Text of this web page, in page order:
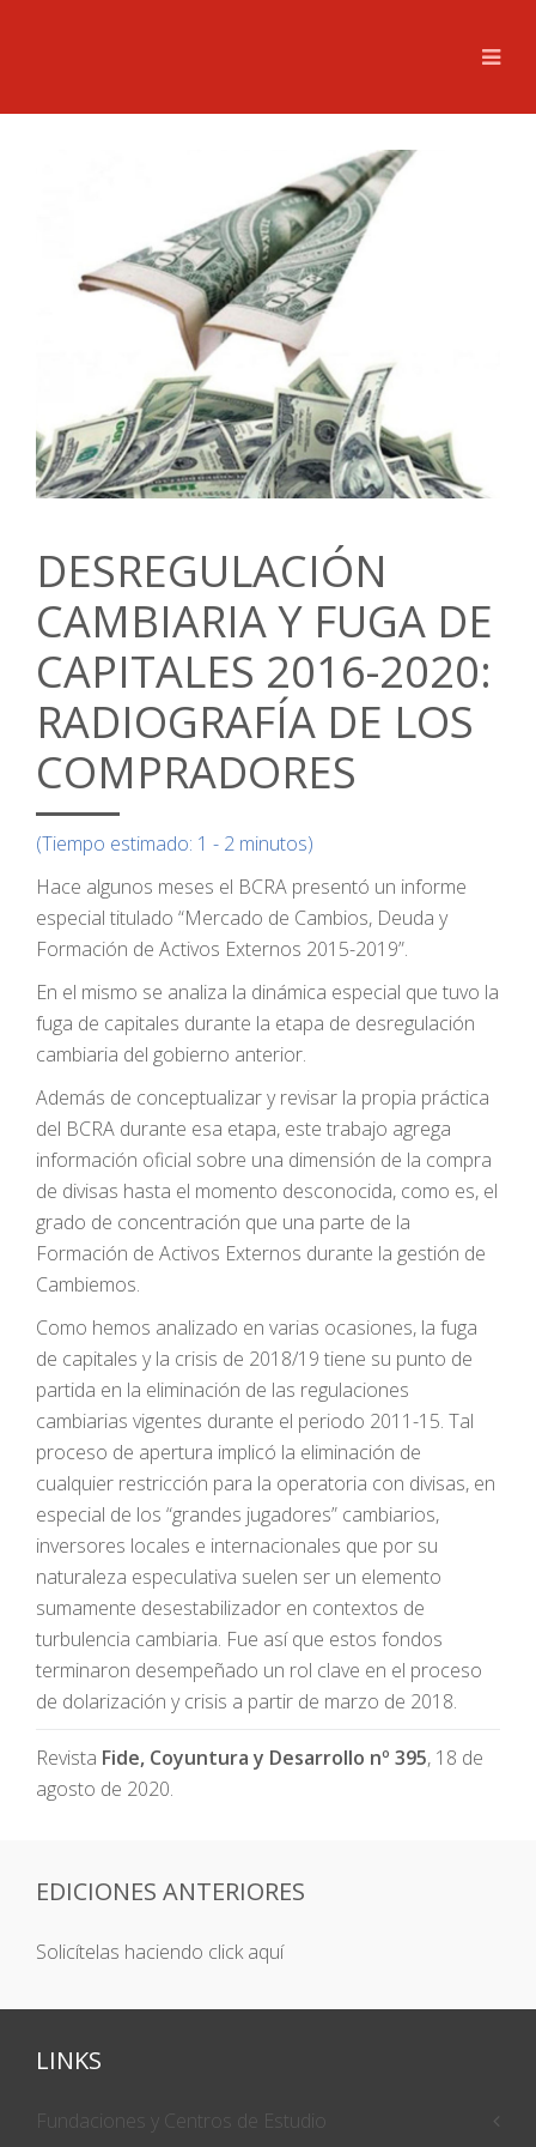
DESREGULACIÓN
CAMBIARIA Y FUGA DE
CAPITALES 2016-2020:
RADIOGRAFÍA DE LOS
COMPRADORES
(Tiempo estimado: 1 - 2 minutos)
Hace algunos meses el BCRA presentó un informe
especial titulado “Mercado de Cambios, Deuda y
Formación de Activos Externos 2015-2019”.
En el mismo se analiza la dinámica especial que tuvo la
fuga de capitales durante la etapa de desregulación
cambiaria del gobierno anterior.
Además de conceptualizar y revisar la propia práctica
del BCRA durante esa etapa, este trabajo agrega
información oficial sobre una dimensión de la compra
de divisas hasta el momento desconocida, como es, el
grado de concentración que una parte de la
Formación de Activos Externos durante la gestión de
Cambiemos.
Como hemos analizado en varias ocasiones, la fuga
de capitales y la crisis de 2018/19 tiene su punto de
partida en la eliminación de las regulaciones
cambiarias vigentes durante el periodo 2011-15. Tal
proceso de apertura implicó la eliminación de
cualquier restricción para la operatoria con divisas, en
especial de los “grandes jugadores” cambiarios,
inversores locales e internacionales que por su
naturaleza especulativa suelen ser un elemento
sumamente desestabilizador en contextos de
turbulencia cambiaria. Fue así que estos fondos
terminaron desempeñado un rol clave en el proceso
de dolarización y crisis a partir de marzo de 2018.
Revista Fide, Coyuntura y Desarrollo nº 395, 18 de
agosto de 2020.
EDICIONES ANTERIORES
Solicítelas haciendo click aquí
LINKS
Fundaciones y Centros de Estudio